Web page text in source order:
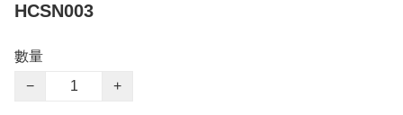
HCSN003
數量
−
+